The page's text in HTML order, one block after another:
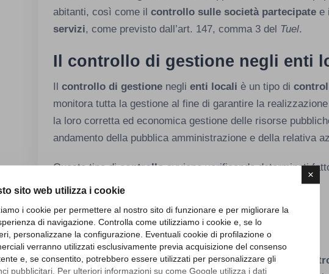
×
sito web utilizza i cookie
i cookie per permettere al nostro sito di funzionare e per migliorare la
di navigazione. Controlla come utilizziamo i cookie e, se lo
personalizzane la configurazione. Eventuali cookie di profilazione o
verranno utilizzati esclusivamente previa acquisizione del consenso
e, se consentito, potrebbero essere utilizzati per personalizzare gli
pubblicitari. Per ulteriori informazioni su come Google utilizza i dati
abitanti, così come ilcontrollo sulle società partecipate e
servizi, come previsto dall’art. 147, comma 3 del Tuel.
Il controllo di gestione negli enti
Ilcontrollo di gestione neglienti localiè un tipo di
monitora tutta la gestione al fine di garantire la
la loro corretta ed economica gestione delle risorse
andamento della pubblica amministrazione e della relativa
Questo tipo dicontrolloavviene verificando determinati
L’efficacia;
L’efficienza;
L’economicità
Nel caso in cui dal monitoraggio effettuato mediante il